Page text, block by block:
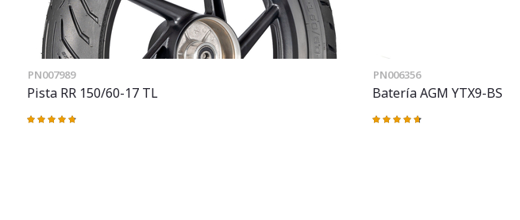
PN007989
Pista RR 150/60-17 TL
Valoración:
PN006356
Batería AGM YTX9-BS
Valoración: